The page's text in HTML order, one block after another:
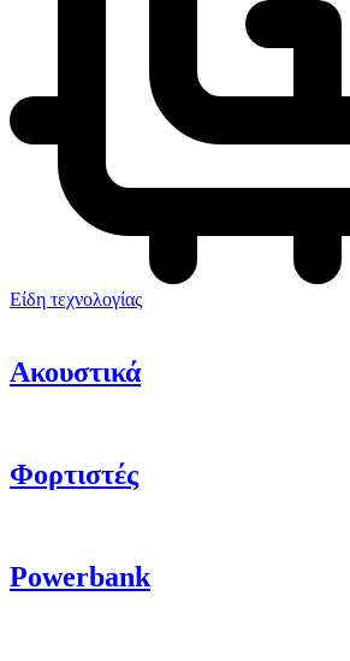
Είδη τεχνολογίας
Ακουστικά
Φορτιστές
Powerbank